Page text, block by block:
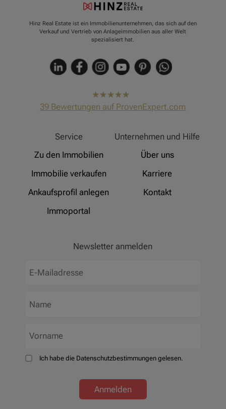
Hinz Real Estate ist ein Immobilienunternehmen, das sich auf den
Verkauf und Vertrieb von Anlageimmobilien aus aller Welt
spezialisiert hat.
hat4,91
von5
39 Bewertungen auf ProvenExpert.com
Service
Zu den Immobilien
Immobilie verkaufen
Ankaufsprofil anlegen
Immoportal
Unternehmen und Hilfe
Über uns
Karriere
Kontakt
Newsletter anmelden
Ich habe die Datenschutzbestimmungen gelesen.
Anmelden